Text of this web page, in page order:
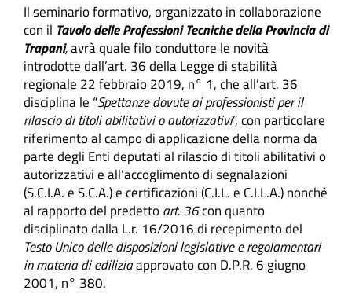
Il seminario formativo, organizzato in collaborazione
con il Tavolo delle Professioni Tecniche della Provincia di
Trapani,avrà quale filo conduttore le novità
introdotte dall’art. 36 della Legge di stabilità
regionale 22 febbraio 2019, n° 1, che all’art. 36
disciplina le “Spettanze dovute ai professionisti per il
rilascio di titoli abilitativi o autorizzativi”, con particolare
riferimento al campo di applicazione della norma da
parte degli Enti deputati al rilascio di titoli abilitativi o
autorizzativi e all’accoglimento di segnalazioni
(S.C.I.A. e S.C.A.) e certificazioni (C.I.L. e C.I.L.A.) nonché
al rapporto del predettoart. 36con quanto
disciplinato dalla L.r. 16/2016 di recepimento del
Testo Unico delle disposizioni legislative e regolamentari
in materia di ediliziaapprovato con D.P.R. 6 giugno
2001, n° 380.